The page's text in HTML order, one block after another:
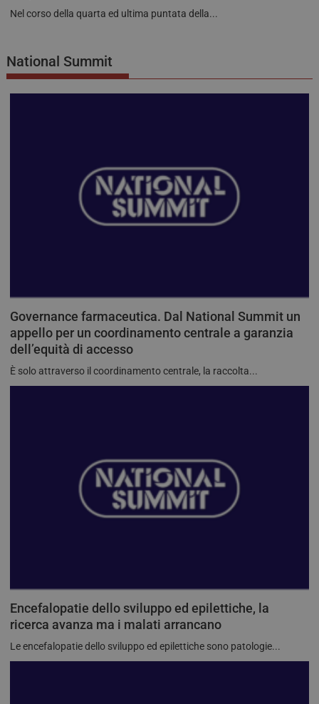
Nel corso della quarta ed ultima puntata della...
National Summit
Governance farmaceutica. Dal National Summit un
appello per un coordinamento centrale a garanzia
dell’equità di accesso
È solo attraverso il coordinamento centrale, la raccolta...
Encefalopatie dello sviluppo ed epilettiche, la
ricerca avanza ma i malati arrancano
Le encefalopatie dello sviluppo ed epilettiche sono patologie...